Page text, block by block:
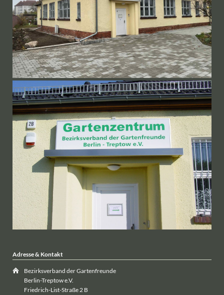
Adresse & Kontakt
Bezirksverband der Gartenfreunde
Berlin-Treptow e.V.
Friedrich-List-Straße 2 B